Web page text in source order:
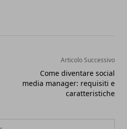
Articolo Successivo
Come diventare social
media manager: requisiti e
caratteristiche